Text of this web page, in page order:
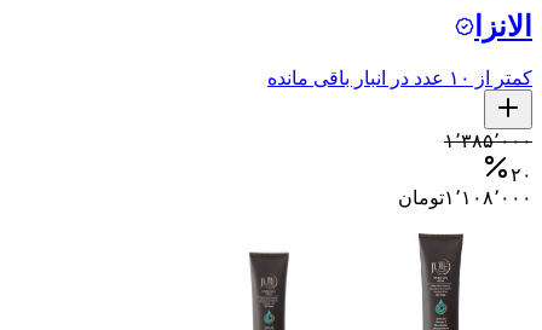
الانزا
کمتر از ۱۰ عدد در انبار باقی مانده
۱٬۳۸۵٬۰۰۰
۲۰
۱٬۱۰۸٬۰۰۰تومان